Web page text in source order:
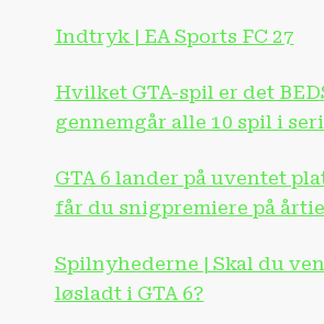
Indtryk | EA Sports FC 27
Hvilket GTA-spil er det
gennemgår alle 10 spil i
GTA 6 lander på uventet
får du snigpremiere på
Spilnyhederne | Skal du
løsladt i GTA 6?